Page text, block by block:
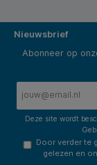
Nieuwsbrief
Abonneer op
Deze site wordt
Door verder te
gelezen en